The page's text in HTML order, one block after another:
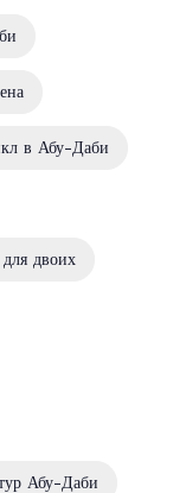
в Абу-Даби
для двоих
Абу-Даби